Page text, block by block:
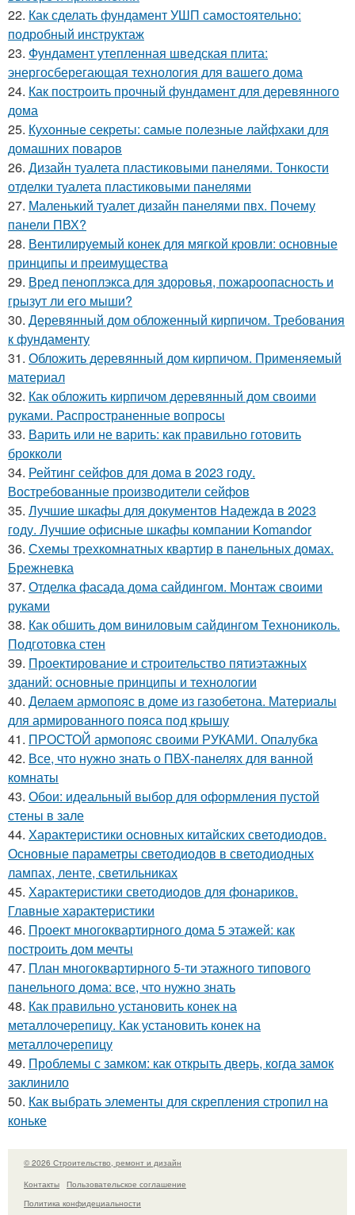
22. Как сделать фундамент УШП самостоятельно:
подробный инструктаж
23. Фундамент утепленная шведская плита:
энергосберегающая технология для вашего дома
24. Как построить прочный фундамент для деревянного
дома
25. Кухонные секреты: самые полезные лайфхаки для
домашних поваров
26. Дизайн туалета пластиковыми панелями. Тонкости
отделки туалета пластиковыми панелями
27. Маленький туалет дизайн панелями пвх. Почему
панели ПВХ?
28. Вентилируемый конек для мягкой кровли: основные
принципы и преимущества
29. Вред пеноплэкса для здоровья, пожароопасность и
грызут ли его мыши?
30. Деревянный дом обложенный кирпичом. Требования
к фундаменту
31. Обложить деревянный дом кирпичом. Применяемый
материал
32. Как обложить кирпичом деревянный дом своими
руками. Распространенные вопросы
33. Варить или не варить: как правильно готовить
брокколи
34. Рейтинг сейфов для дома в 2023 году.
Востребованные производители сейфов
35. Лучшие шкафы для документов Надежда в 2023
году. Лучшие офисные шкафы компании Komandor
36. Схемы трехкомнатных квартир в панельных домах.
Брежневка
37. Отделка фасада дома сайдингом. Монтаж своими
руками
38. Как обшить дом виниловым сайдингом Технониколь.
Подготовка стен
39. Проектирование и строительство пятиэтажных
зданий: основные принципы и технологии
40. Делаем армопояс в доме из газобетона. Материалы
для армированного пояса под крышу
41. ПРОСТОЙ армопояс своими РУКАМИ. Опалубка
42. Все, что нужно знать о ПВХ-панелях для ванной
комнаты
43. Обои: идеальный выбор для оформления пустой
стены в зале
44. Характеристики основных китайских светодиодов.
Основные параметры светодиодов в светодиодных
лампах, ленте, светильниках
45. Характеристики светодиодов для фонариков.
Главные характеристики
46. Проект многоквартирного дома 5 этажей: как
построить дом мечты
47. План многоквартирного 5-ти этажного типового
панельного дома: все, что нужно знать
48. Как правильно установить конек на
металлочерепицу. Как установить конек на
металлочерепицу
49. Проблемы с замком: как открыть дверь, когда замок
заклинило
50. Как выбрать элементы для скрепления стропил на
коньке
© 2026 Строительство, ремонт и дизайн
Контакты
Пользовательское соглашение
Политика конфидециальности